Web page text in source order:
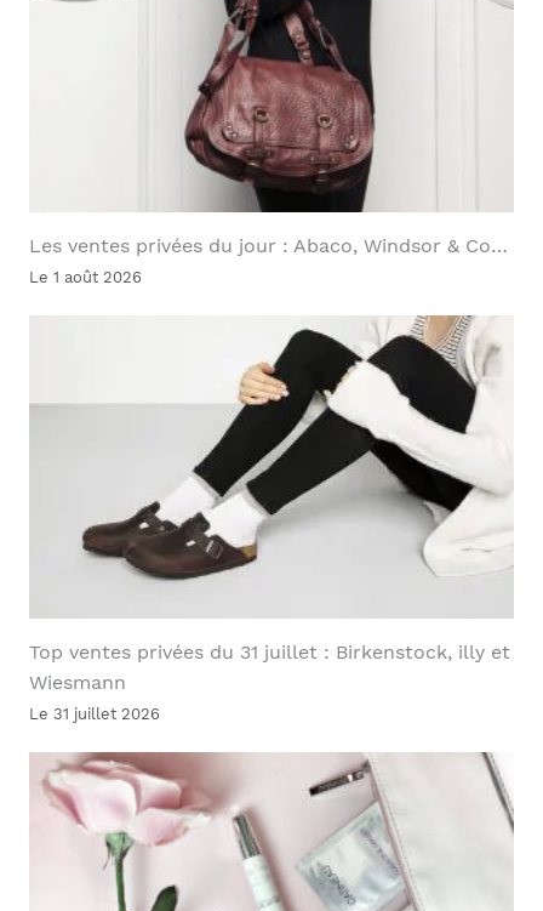
Les ventes privées du jour : Abaco, Windsor & Co…
Le 1 août 2026
Top ventes privées du 31 juillet : Birkenstock, illy et
Wiesmann
Le 31 juillet 2026